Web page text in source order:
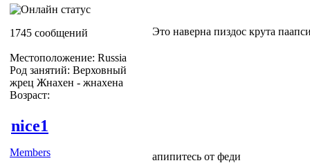
1745 сообщений
Местоположение: Russia
Род занятий: Верховный
жрец Жнахен - жнахена
Возраст:
Это наверна пиздос крута
nice1
Members апипитесь от феди